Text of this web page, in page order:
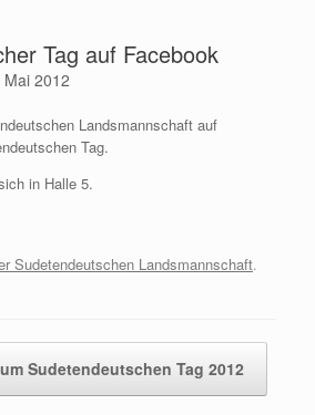
Tag auf Facebook
Mai 2012
Landsmannschaft auf
Tag.
in Halle 5.
Sudetendeutschen Landsmannschaft.
Sudetendeutschen Tag 2012